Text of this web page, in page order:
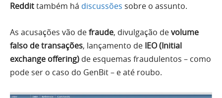
Reddittambém há discussões sobre o assunto.
As acusações vão defraude, divulgação devolume
falso de transações, lançamento de IEO (Initial
exchange offering) de esquemas fraudulentos – como
pode ser o caso do GenBit – e até roubo.